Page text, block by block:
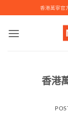
to
content
香港萬寧官
香港